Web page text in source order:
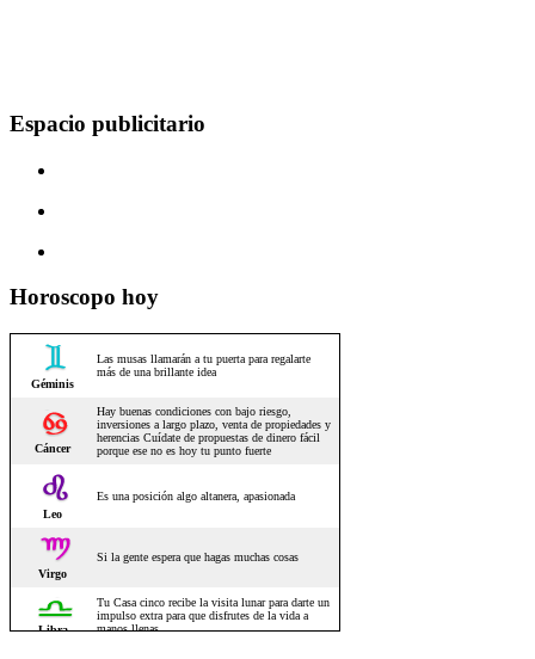
Espacio publicitario
Horoscopo hoy